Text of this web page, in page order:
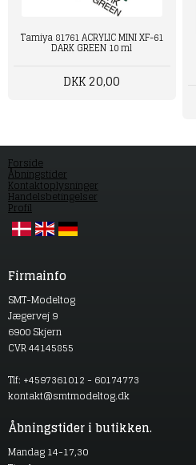
Tamiya 81761 ACRYLIC MINI XF-61
DARK GREEN 10 ml
DKK 20,00
Forside
Åbningstider
Kontaktoplysninger
Handelsbetingelser
Profil
Firmainfo
SMT-Modeltog
Jægervej 9
6900 Skjern
CVR 44145855
Tlf: +4597361012 - 60174773
kontakt@smtmodeltog.dk
Åbningstider i butikken.
Mandag 14-17,30